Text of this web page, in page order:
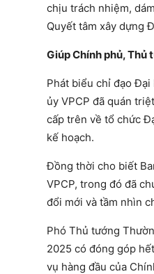
chịu trách nhiệm,
Quyết tâm xây dựng
Giúp Chính phủ,
Phát biểu chỉ đạo
ủy VPCP đã quán
cấp trên về tổ chức
kế hoạch.
Đồng thời cho biết
VPCP, trong đó đã
đổi mới và tầm nhìn
Phó Thủ tướng
2025 có đóng góp
vụ hàng đầu của